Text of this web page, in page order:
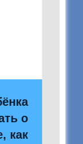
о
как